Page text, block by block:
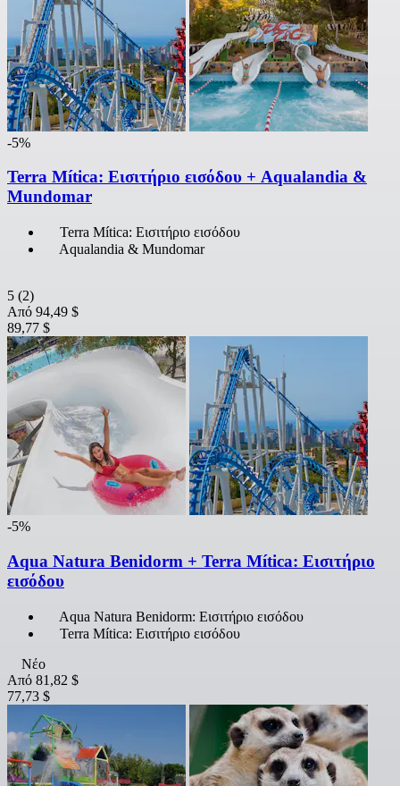
-5%
Terra Mítica: Εισιτήριο εισόδου + Aqualandia &
Mundomar
Terra Mítica: Εισιτήριο εισόδου
Aqualandia & Mundomar
5 (2)
Από 94,49 $
89,77 $
-5%
Aqua Natura Benidorm + Terra Mítica: Εισιτήριο
εισόδου
Aqua Natura Benidorm: Εισιτήριο εισόδου
Terra Mítica: Εισιτήριο εισόδου
Νέο
Από 81,82 $
77,73 $